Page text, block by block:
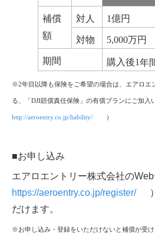
補償
額
対人 1億円
対物
5,000万円
期間
購入後1年
※2年目以降も保険をご希望の場合は、エアロエ
る、「 DJI賠償責任保険」の有償プランにご加入
http://aeroentry.co.jp/liability/ ）
■お申し込み
エアロエントリー株式会社の
https://aeroentry.co.jp/register/
だけます。
※お申し込み・登録をいただけないと補償が受